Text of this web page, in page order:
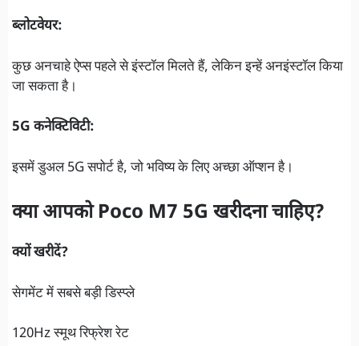
ब्लोटवेयर:
कुछ अनचाहे ऐप्स पहले से इंस्टॉल मिलते हैं, लेकिन इन्हें अनइंस्टॉल किया
जा सकता है।
5G कनेक्टिविटी:
इसमें डुअल 5G सपोर्ट है, जो भविष्य के लिए अच्छा ऑप्शन है।
क्या आपको Poco M7 5G खरीदना चाहिए?
क्यों खरीदें?
सेगमेंट में सबसे बड़ी डिस्प्ले
120Hz स्मूथ रिफ्रेश रेट